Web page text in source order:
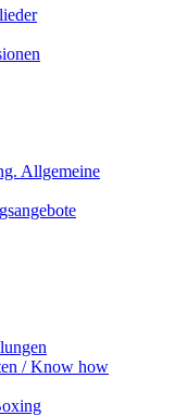
Allgemeine
/ Know how